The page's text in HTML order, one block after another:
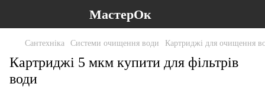
МастерОк
Сантехніка Системи очищення води Картриджі для очищення
Картриджі 5 мкм купити для фільтрів
води